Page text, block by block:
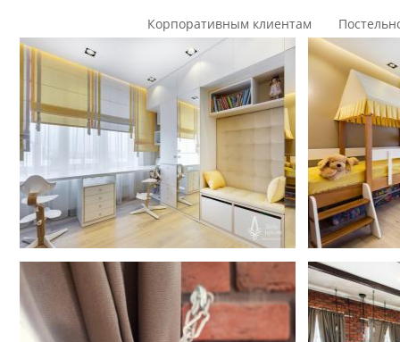
Корпоративным клиентам